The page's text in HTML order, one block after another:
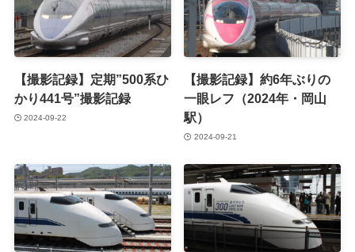
【撮影記録】定期”500系ひ
かり441号”撮影記録
2024-09-22
【撮影記録】約6年ぶりの
一眼レフ（2024年・岡山
駅）
2024-09-21